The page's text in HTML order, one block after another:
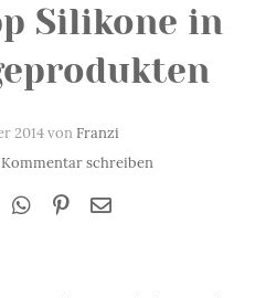
Silikone in
2014 vonFranzi
Kommentar schreiben